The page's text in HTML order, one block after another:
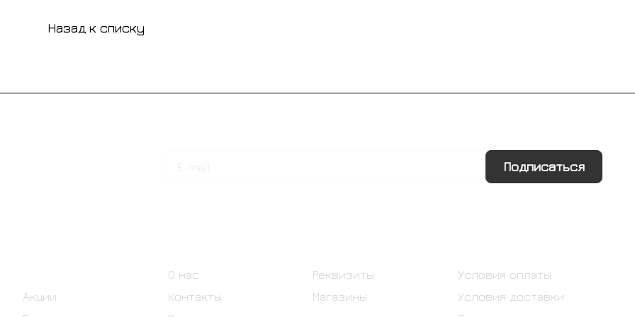
Назад к списку
Подписаться
Акции
О нас
Контакты
Реквизиты
Магазины
Условия оплаты
Условия доставки